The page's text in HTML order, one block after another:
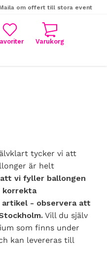
om offert till stora event
FAVORITER
KUNDVAGN
tycker vi att
är helt
vi fyller ballongen
korrekta
artikel - observera att
Vill du själv
som finns under
kan levereras till